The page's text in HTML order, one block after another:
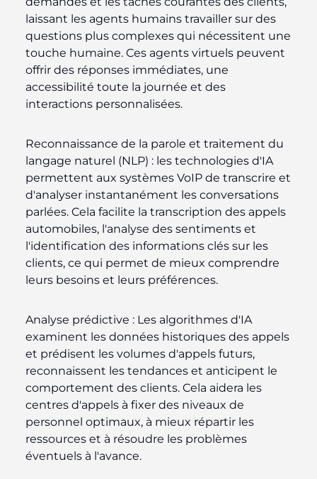
laissant les agents humains travailler sur des
questions plus complexes qui nécessitent une
touche humaine. Ces agents virtuels peuvent
offrir des réponses immédiates, une
accessibilité toute la journée et des
interactions personnalisées.
Reconnaissance de la parole et traitement du
langage naturel (NLP) : les technologies d'IA
permettent aux systèmes VoIP de transcrire et
d'analyser instantanément les conversations
parlées. Cela facilite la transcription des appels
automobiles, l'analyse des sentiments et
l'identification des informations clés sur les
clients, ce qui permet de mieux comprendre
leurs besoins et leurs préférences.
Analyse prédictive : Les algorithmes d'IA
examinent les données historiques des appels
et prédisent les volumes d'appels futurs,
reconnaissent les tendances et anticipent le
comportement des clients. Cela aidera les
centres d'appels à fixer des niveaux de
personnel optimaux, à mieux répartir les
ressources et à résoudre les problèmes
éventuels à l'avance.